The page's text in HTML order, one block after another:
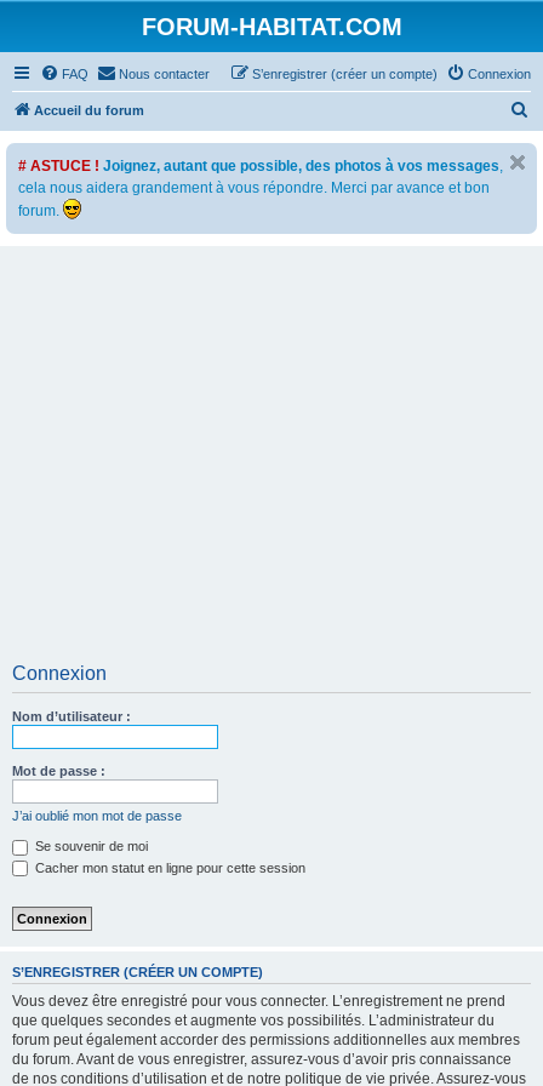
FORUM-HABITAT.COM
FAQ Nous contacter Connexion
S’enregistrer (créer un compte)
Accueil du forum
e
# ASTUCE ! Joignez, autant que possible, des photos à vos messages,
cela nous aidera grandement à vous répondre. Merci par avance et bon
forum.
Connexion
Nom d’utilisateur :
Mot de passe :
J’ai oublié mon mot de passe
Se souvenir de moi
Cacher mon statut en ligne pour cette session
S’ENREGISTRER (CRÉER UN COMPTE)
Vous devez être enregistré pour vous connecter. L’enregistrement ne prend
que quelques secondes et augmente vos possibilités. L’administrateur du
forum peut également accorder des permissions additionnelles aux membres
du forum. Avant de vous enregistrer, assurez-vous d’avoir pris connaissance
de nos conditions d’utilisation et de notre politique de vie privée. Assurez-vous